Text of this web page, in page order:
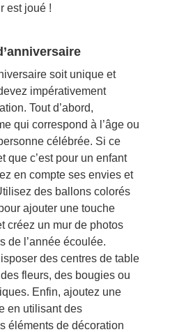
est joué !
soit unique et
impérativement
Tout d’abord,
qui correspond à l’âge ou
célébrée. Si ce
que c’est pour un enfant
en compte ses envies et
des ballons colorés
ajouter une touche
créez un mur de photos
de l’année écoulée.
des centres de table
fleurs, des bougies ou
Enfin, ajoutez une
en utilisant des
éléments de décoration